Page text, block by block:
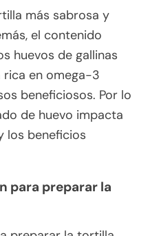
más sabrosa y
el contenido
huevos de gallinas
rica en omega-3
beneficiosos. Por lo
de huevo impacta
los beneficios
para preparar la